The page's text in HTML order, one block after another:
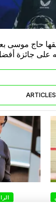
حاج موسى
على جائزة